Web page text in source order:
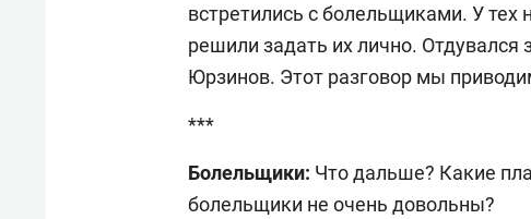
встретились с болельщиками. У
решили задать их лично. Отдувался
Юрзинов. Этот разговор мы
***
Болельщики: Что дальше? Какие
болельщики не очень довольны?